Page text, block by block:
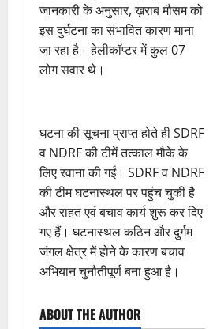
जानकारी के अनुसार, ख़राब मौसम को
इस दुर्घटना का संभावित कारण माना
जा रहा है। हेलीकॉप्टर में कुल 07
लोग सवार थे।
घटना की सूचना प्राप्त होते ही SDRF
व NDRF की टीमें तत्काल मौके के
लिए रवाना की गईं। SDRF व NDRF
की टीम घटनास्थल पर पहुंच चुकी है
और राहत एवं बचाव कार्य शुरू कर दिए
गए हैं। घटनास्थल कठिन और दुर्गम
जंगल क्षेत्र में होने के कारण बचाव
अभियान चुनौतीपूर्ण बना हुआ है।
ABOUT THE AUTHOR